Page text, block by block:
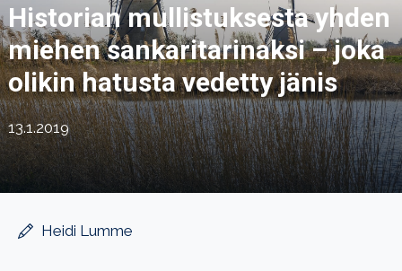
Historian mullistuksesta yhden
miehen sankaritarinaksi – joka
olikin hatusta vedetty jänis
13.1.2019
Heidi Lumme